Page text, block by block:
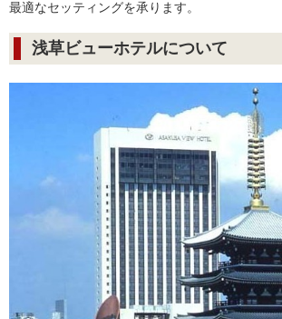
最適なセッティングを承ります。
浅草ビューホテルについて